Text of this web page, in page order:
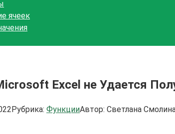
ячеек
Excel не Удается
Рубрика: ФункцииАвтор: Светлана